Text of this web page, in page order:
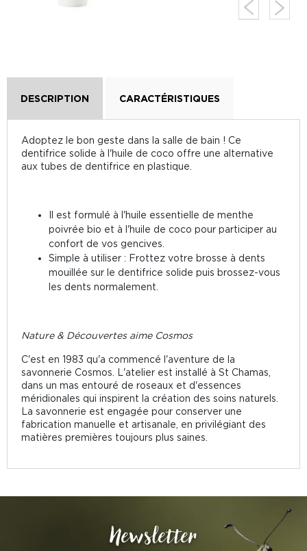
DESCRIPTION CARACTÉRISTIQUES
Adoptez le bon geste dans la salle de bain ! Ce
dentifrice solide à l'huile de coco offre une alternative
aux tubes de dentifrice en plastique.
Il est formulé à l'huile essentielle de menthe
poivrée bio et à l'huile de coco pour participer au
confort de vos gencives.
Simple à utiliser : Frottez votre brosse à dents
mouillée sur le dentifrice solide puis brossez-vous
les dents normalement.
Nature & Découvertes aime Cosmos
C'est en 1983 qu'a commencé l'aventure de la
savonnerie Cosmos. L'atelier est installé à St Chamas,
dans un mas entouré de roseaux et d'essences
méridionales qui inspirent la création des soins naturels.
La savonnerie est engagée pour conserver une
fabrication manuelle et artisanale, en privilégiant des
matières premières toujours plus saines.
Newsletter